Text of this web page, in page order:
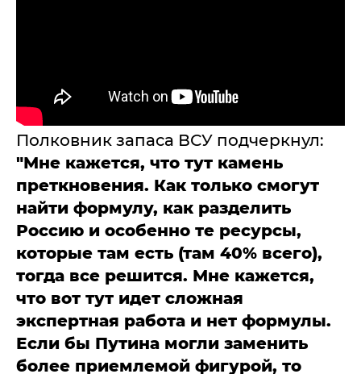
Полковник запаса ВСУ подчеркнул:
"Мне кажется, что тут камень
преткновения. Как только смогут
найти формулу, как разделить
Россию и особенно те ресурсы,
которые там есть (там 40% всего),
тогда все решится. Мне кажется,
что вот тут идет сложная
экспертная работа и нет формулы.
Если бы Путина могли заменить
более приемлемой фигурой, то